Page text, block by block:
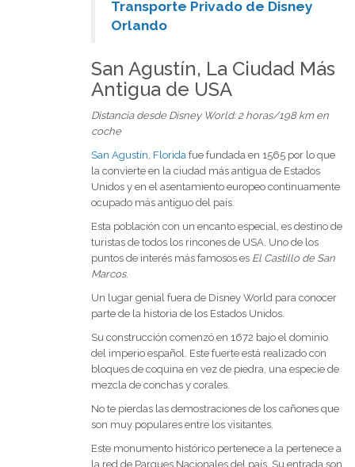
Transporte Privado de Disney
Orlando
San Agustín, La Ciudad Más
Antigua de USA
Distancia desde Disney World: 2 horas/198 km en
coche
San Agustín, Florida fue fundada en 1565 por lo que
la convierte en la ciudad más antigua de Estados
Unidos y en el asentamiento europeo continuamente
ocupado más antiguo del país.
Esta población con un encanto especial, es destino de
turistas de todos los rincones de USA. Uno de los
puntos de interés más famosos es El Castillo de San
Marcos.
Un lugar genial fuera de Disney World para conocer
parte de la historia de los Estados Unidos.
Su construcción comenzó en 1672 bajo el dominio
del imperio español. Este fuerte está realizado con
bloques de coquina en vez de piedra, una especie de
mezcla de conchas y corales.
No te pierdas las demostraciones de los cañones que
son muy populares entre los visitantes.
Este monumento histórico pertenece a la pertenece a
la red de Parques Nacionales del país. Su entrada son